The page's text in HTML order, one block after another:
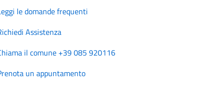
le domande frequenti
Assistenza
il comune +39 085 920116
un appuntamento